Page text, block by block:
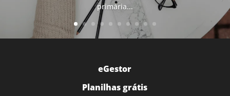
primária...
eGestor
Planilhas grátis